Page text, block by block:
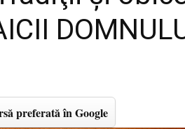
preferată în Google